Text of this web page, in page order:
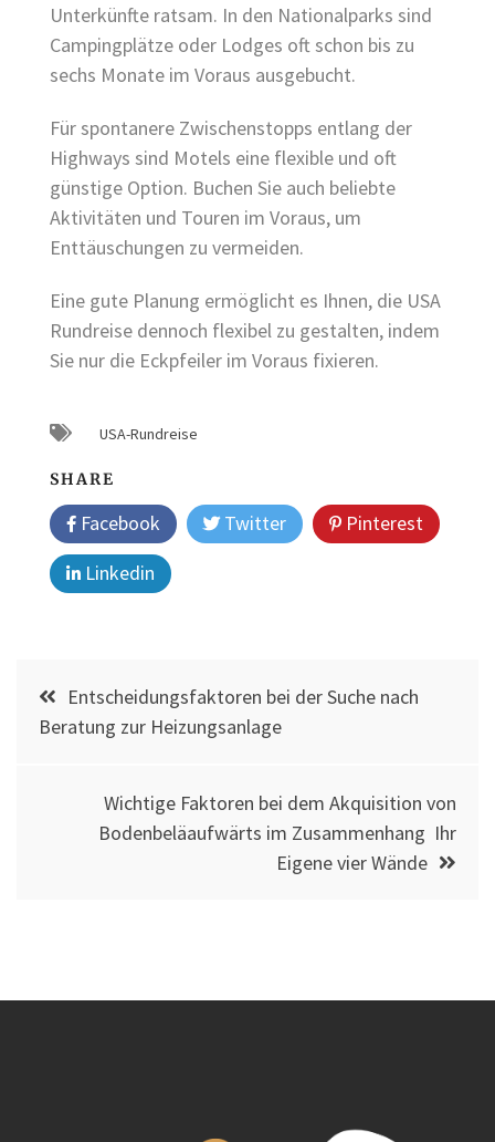
Unterkünfte ratsam. In den Nationalparks sind
Campingplätze oder Lodges oft schon bis zu
sechs Monate im Voraus ausgebucht.
Für spontanere Zwischenstopps entlang der
Highways sind Motels eine flexible und oft
günstige Option. Buchen Sie auch beliebte
Aktivitäten und Touren im Voraus, um
Enttäuschungen zu vermeiden.
Eine gute Planung ermöglicht es Ihnen, die USA
Rundreise dennoch flexibel zu gestalten, indem
Sie nur die Eckpfeiler im Voraus fixieren.
USA-Rundreise
SHARE
Facebook Twitter
Pinterest
Linkedin
Post
navigation
Entscheidungsfaktoren bei der Suche nach
Beratung zur Heizungsanlage
Wichtige Faktoren bei dem Akquisition von
Bodenbeläaufwärts im Zusammenhang Ihr
Eigene vier Wände